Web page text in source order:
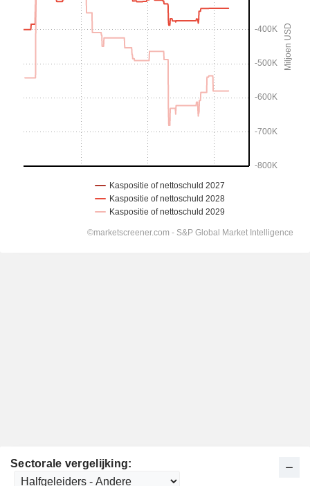
Sectorale vergelijking: